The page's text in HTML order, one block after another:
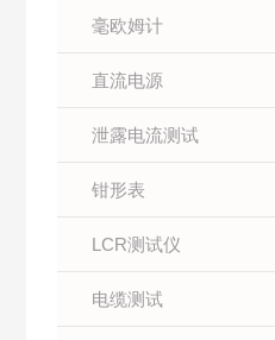
毫欧姆计
直流电源
泄露电流测试
钳形表
LCR测试仪
电缆测试